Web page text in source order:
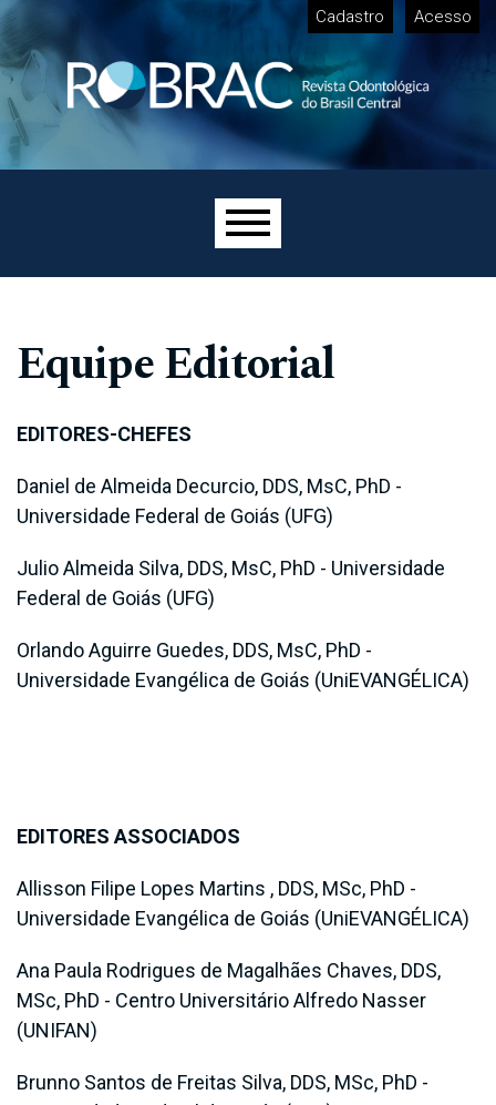
Ir para o menu de navegação principal
Ir para o conteúdo principal
Ir pro rodapé Cadastro Acesso
Equipe Editorial
EDITORES-CHEFES
Daniel de Almeida Decurcio, DDS, MsC, PhD -
Universidade Federal de Goiás (UFG)
Julio Almeida Silva, DDS, MsC, PhD - Universidade
Federal de Goiás (UFG)
Orlando Aguirre Guedes, DDS, MsC, PhD -
Universidade Evangélica de Goiás (UniEVANGÉLICA)
EDITORES ASSOCIADOS
Allisson Filipe Lopes Martins , DDS, MSc, PhD -
Universidade Evangélica de Goiás (UniEVANGÉLICA)
Ana Paula Rodrigues de Magalhães Chaves, DDS,
MSc, PhD - Centro Universitário Alfredo Nasser
(UNIFAN)
Brunno Santos de Freitas Silva, DDS, MSc, PhD -